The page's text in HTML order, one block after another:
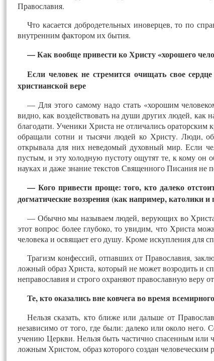
Православия.
Что касается добродетельных иноверцев, то по
внутренним фактором их бытия.
— Как вообще привести ко Христу «хорошего
Если человек не стремится очищать свое
христианской вере
— Для этого самому надо стать «хорошим
видно, как воздействовать на души других людей, как
благодати. Ученики Христа не отличались
обращали сотни и тысячи людей ко Христу. Люди,
открывала для них неведомый духовный мир. Если
пустым, и эту холодную пустоту ощутят те, к кому он
науках и даже знание текстов Священного Писания не
— Кого привести проще: того, кто далеко
догматические воззрения (как например, католики и
— Обычно мы называем людей, верующих во
этот вопрос более глубоко, то увидим, что Христа
человека и освящает его душу. Кроме искупления для
Трагизм конфессий, отпавших от Православия,
ложный образ Христа, который не может возродить и
неправославия и строго охраняют православную веру
Те, кто оказались вне ковчега во время
Нельзя сказать, кто ближе или дальше от
независимо от того, где были: далеко или около него.
учению Церкви. Нельзя быть частично спасенным или
ложным Христом, образ которого создан человеческим